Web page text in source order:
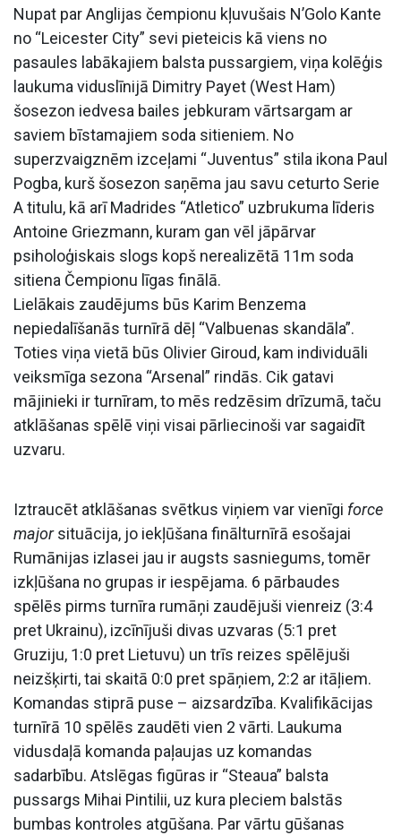
Nupat par Anglijas čempionu kļuvušais N’Golo Kante
no “Leicester City” sevi pieteicis kā viens no
pasaules labākajiem balsta pussargiem, viņa kolēģis
laukuma viduslīnijā Dimitry Payet (West Ham)
šosezon iedvesa bailes jebkuram vārtsargam ar
saviem bīstamajiem soda sitieniem. No
superzvaigznēm izceļami “Juventus” stila ikona Paul
Pogba, kurš šosezon saņēma jau savu ceturto Serie
A titulu, kā arī Madrides “Atletico” uzbrukuma līderis
Antoine Griezmann, kuram gan vēl jāpārvar
psiholoģiskais slogs kopš nerealizētā 11m soda
sitiena Čempionu līgas finālā.
Lielākais zaudējums būs Karim Benzema
nepiedalīšanās turnīrā dēļ “Valbuenas skandāla”.
Toties viņa vietā būs Olivier Giroud, kam individuāli
veiksmīga sezona “Arsenal” rindās. Cik gatavi
mājinieki ir turnīram, to mēs redzēsim drīzumā, taču
atklāšanas spēlē viņi visai pārliecinoši var sagaidīt
uzvaru.
Iztraucēt atklāšanas svētkus viņiem var vienīgi force
majorsituācija, jo iekļūšana finālturnīrā esošajai
Rumānijas izlasei jau ir augsts sasniegums, tomēr
izkļūšana no grupas ir iespējama. 6 pārbaudes
spēlēs pirms turnīra rumāņi zaudējuši vienreiz (3:4
pret Ukrainu), izcīnījuši divas uzvaras (5:1 pret
Gruziju, 1:0 pret Lietuvu) un trīs reizes spēlējuši
neizšķirti, tai skaitā 0:0 pret spāņiem, 2:2 ar itāļiem.
Komandas stiprā puse – aizsardzība. Kvalifikācijas
turnīrā 10 spēlēs zaudēti vien 2 vārti. Laukuma
vidusdaļā komanda paļaujas uz komandas
sadarbību. Atslēgas figūras ir “Steaua” balsta
pussargs Mihai Pintilii, uz kura pleciem balstās
bumbas kontroles atgūšana. Par vārtu gūšanas